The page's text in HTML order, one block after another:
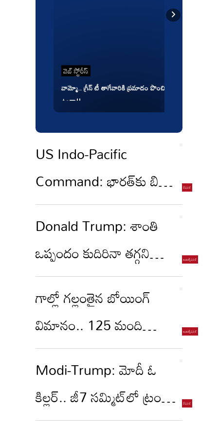
వెబ్ స్టోరీస్
వామ్మో.. గ్రీన్ టీ తాగేవారికి ప్రమాదం పొంచి
ఉందా!!
US Indo-Pacific
Command: భారత్‌కు బిగ్
షాక్.. చైనాకు అమెరికా
భయపడిందా? అందుకే
'ఇండో' పదాన్ని
తొలగించిందా?
Donald Trump: శాంతి
ఒప్పందం కుదిరినా తగ్గని
ట్రంప్.. మాట తప్పితే ఇరాన్‌పై
మళ్లీ దాడులే!
గాల్లో గల్లంతైన బోయింగ్
విమానం.. 125 మంది
ప్రయాణికులు.. ఆ తర్వాత
ఏమైందంటే?
Modi-Trump: మోదీ ఓ
కిల్లర్.. జీ7 సమ్మిట్‌లో ట్రంప్